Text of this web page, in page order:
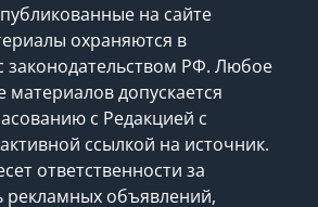
на сайте
охраняются в
законодательством РФ. Любое
материалов допускается
с Редакцией с
ссылкой на источник.
ответственности за
рекламных объявлений,